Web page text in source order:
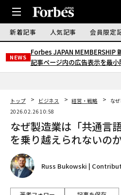
新着記事 人気記事 会員限定
NEWS
Forbes JAPAN MEMBERSHIP
記事ページ内の広告表示を最小
トップ ビジネス 経営・戦略
な
2026.02.26 10:58
なぜ製造業は「共通言
を乗り越えられないの
Russ Bukowski |